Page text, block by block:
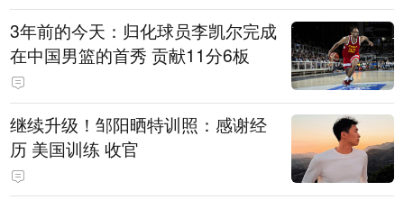
3年前的今天：归化球员李凯尔完成
在中国男篮的首秀 贡献11分6板
继续升级！邹阳晒特训照：感谢经
历 美国训练 收官